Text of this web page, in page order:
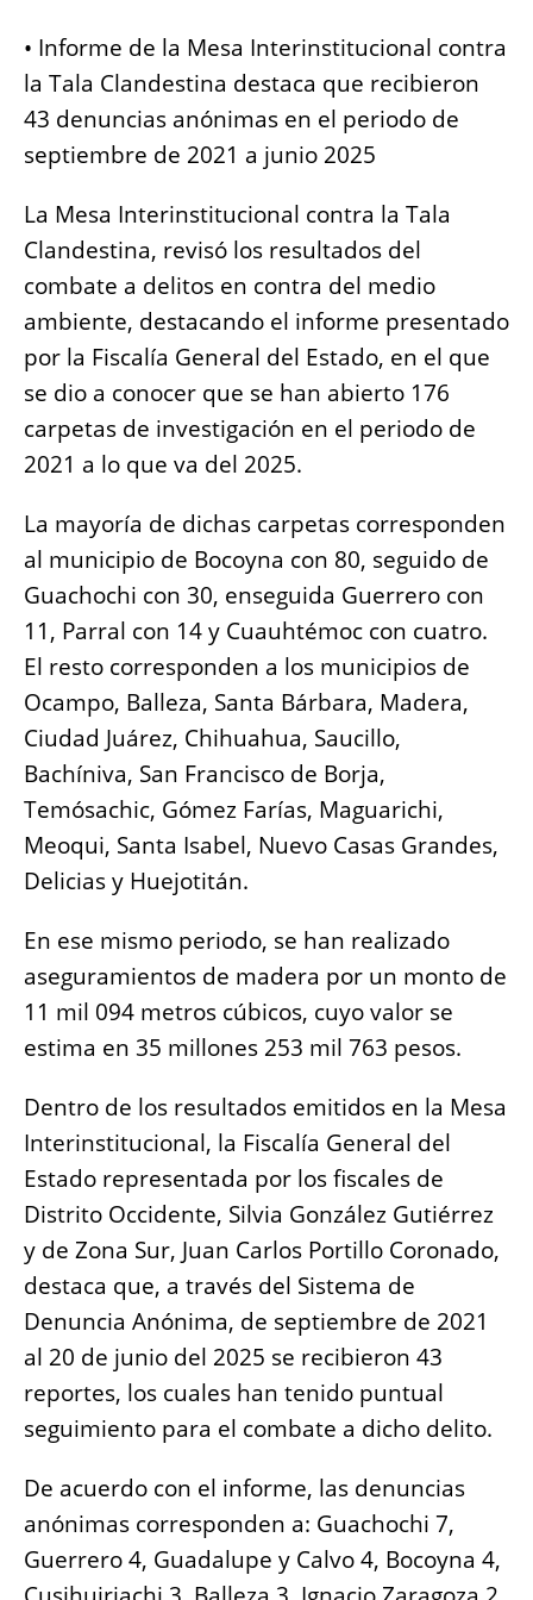
o
o
k
p
p
g
er
n
k
• Informe de la Mesa Interinstitucional contra
la Tala Clandestina destaca que recibieron
43 denuncias anónimas en el periodo de
septiembre de 2021 a junio 2025
La Mesa Interinstitucional contra la Tala
Clandestina, revisó los resultados del
combate a delitos en contra del medio
ambiente, destacando el informe presentado
por la Fiscalía General del Estado, en el que
se dio a conocer que se han abierto 176
carpetas de investigación en el periodo de
2021 a lo que va del 2025.
La mayoría de dichas carpetas corresponden
al municipio de Bocoyna con 80, seguido de
Guachochi con 30, enseguida Guerrero con
11, Parral con 14 y Cuauhtémoc con cuatro.
El resto corresponden a los municipios de
Ocampo, Balleza, Santa Bárbara, Madera,
Ciudad Juárez, Chihuahua, Saucillo,
Bachíniva, San Francisco de Borja,
Temósachic, Gómez Farías, Maguarichi,
Meoqui, Santa Isabel, Nuevo Casas Grandes,
Delicias y Huejotitán.
En ese mismo periodo, se han realizado
aseguramientos de madera por un monto de
11 mil 094 metros cúbicos, cuyo valor se
estima en 35 millones 253 mil 763 pesos.
Dentro de los resultados emitidos en la Mesa
Interinstitucional, la Fiscalía General del
Estado representada por los fiscales de
Distrito Occidente, Silvia González Gutiérrez
y de Zona Sur, Juan Carlos Portillo Coronado,
destaca que, a través del Sistema de
Denuncia Anónima, de septiembre de 2021
al 20 de junio del 2025 se recibieron 43
reportes, los cuales han tenido puntual
seguimiento para el combate a dicho delito.
De acuerdo con el informe, las denuncias
anónimas corresponden a: Guachochi 7,
Guerrero 4, Guadalupe y Calvo 4, Bocoyna 4,